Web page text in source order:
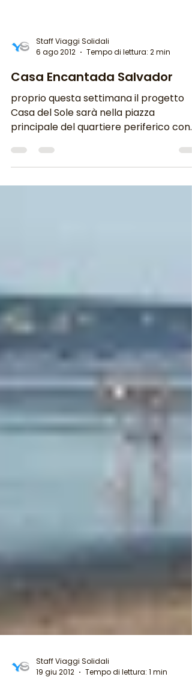
Staff Viaggi Solidali
6 ago 2012
Tempo di lettura: 2 min
Casa Encantada Salvador
proprio questa settimana il progetto
Casa del Sole sarà nella piazza
principale del quartiere periferico con